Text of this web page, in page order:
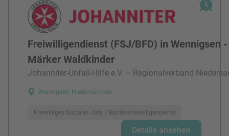
Freiwilligendienst (FSJ/BFD) in Wennigsen
Märker Waldkinder
Johanniter-Unfall-Hilfe e.V. – Regionalverband
Wennigsen, Niedersachsen
Freiwilliges Soziales Jahr / Bundesfreiwilligendienst
Details ansehen